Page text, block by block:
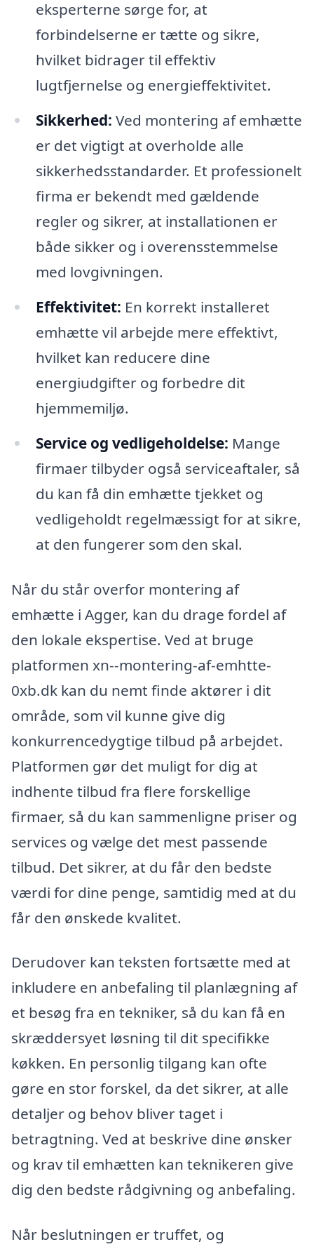
eksperterne sørge for, at
forbindelserne er tætte og sikre,
hvilket bidrager til effektiv
lugtfjernelse og energieffektivitet.
Sikkerhed: Ved montering af emhætte
er det vigtigt at overholde alle
sikkerhedsstandarder. Et professionelt
firma er bekendt med gældende
regler og sikrer, at installationen er
både sikker og i overensstemmelse
med lovgivningen.
Effektivitet: En korrekt installeret
emhætte vil arbejde mere effektivt,
hvilket kan reducere dine
energiudgifter og forbedre dit
hjemmemiljø.
Service og vedligeholdelse: Mange
firmaer tilbyder også serviceaftaler, så
du kan få din emhætte tjekket og
vedligeholdt regelmæssigt for at sikre,
at den fungerer som den skal.
Når du står overfor montering af
emhætte i Agger, kan du drage fordel af
den lokale ekspertise. Ved at bruge
platformen xn--montering-af-emhtte-
0xb.dk kan du nemt finde aktører i dit
område, som vil kunne give dig
konkurrencedygtige tilbud på arbejdet.
Platformen gør det muligt for dig at
indhente tilbud fra flere forskellige
firmaer, så du kan sammenligne priser og
services og vælge det mest passende
tilbud. Det sikrer, at du får den bedste
værdi for dine penge, samtidig med at du
får den ønskede kvalitet.
Derudover kan teksten fortsætte med at
inkludere en anbefaling til planlægning af
et besøg fra en tekniker, så du kan få en
skræddersyet løsning til dit specifikke
køkken. En personlig tilgang kan ofte
gøre en stor forskel, da det sikrer, at alle
detaljer og behov bliver taget i
betragtning. Ved at beskrive dine ønsker
og krav til emhætten kan teknikeren give
dig den bedste rådgivning og anbefaling.
Når beslutningen er truffet, og